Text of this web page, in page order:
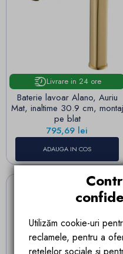
Livrare in 24 ore
Baterie lavoar Alano, Auriu
Mat, inaltime 30.9 cm, montaj
pe blat
Pret
795,69 lei
ADAUGA IN COS
Utilizăm cookie-uri
reclamele, pentru a